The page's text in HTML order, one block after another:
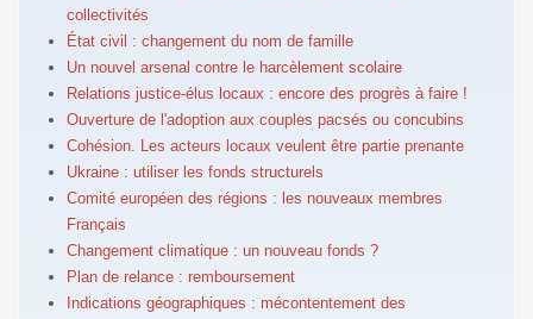
collectivités
État civil : changement du nom de famille
Un nouvel arsenal contre le harcèlement scolaire
Relations justice-élus locaux : encore des progrès à faire !
Ouverture de l'adoption aux couples pacsés ou concubins
Cohésion. Les acteurs locaux veulent être partie prenante
Ukraine : utiliser les fonds structurels
Comité européen des régions : les nouveaux membres
Français
Changement climatique : un nouveau fonds ?
Plan de relance : remboursement
Indications géographiques : mécontentement des